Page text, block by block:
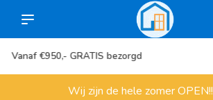
Meer dan 1000 artikelen
Wij zijn de hele zomer OPEN!!